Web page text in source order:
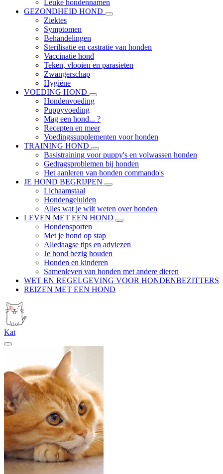
Leuke hondennamen
GEZONDHEID HOND
Ziektes
Symptomen
Behandelingen
Sterilisatie en castratie van honden
Vaccinatie hond
Teken, vlooien en parasieten
Zwangerschap
Hygiëne
VOEDING HOND
Hondenvoeding
Puppyvoeding
Mag een hond... ?
Recepten en meer
Voedingssupplementen voor honden
TRAINING HOND
Basistraining voor puppy's en volwassen honden
Gedragsproblemen bij honden
Het aanleren van honden commando's
JE HOND BEGRIJPEN
Lichaamstaal
Hondengeluiden
Alles wat je wilt weten over honden
LEVEN MET EEN HOND
Hondensporten
Met je hond op stap
Alledaagse tips en adviezen
Je hond bezig houden
Honden en kinderen
Samenleven van honden met andere dieren
WET EN REGELGEVING VOOR HONDENBEZITTERS
REIZEN MET EEN HOND
Kat